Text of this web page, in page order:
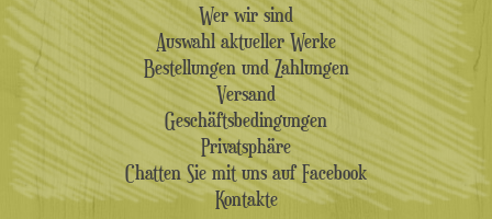
Wer wir sind
Auswahl aktueller Werke
Bestellungen und Zahlungen
Versand
Geschäftsbedingungen
Privatsphäre
Chatten Sie mit uns auf Facebook
Kontakte